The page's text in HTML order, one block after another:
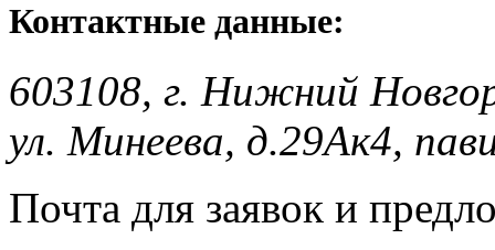
Контактные данные:
603108, г. Нижний
ул. Минеева, д.29Ак4,
Почта для заявок и